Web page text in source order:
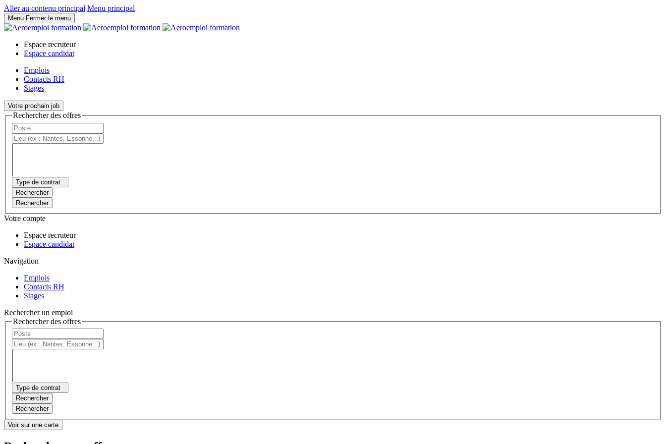
Aller au contenu principal Menu principal
Menu Fermer le menu
Espace recruteur
Espace candidat
Emplois
Contacts RH
Stages
Votre prochain job
Rechercher des offres
Type de contrat
Rechercher
Rechercher
Votre compte
Espace recruteur
Espace candidat
Navigation
Emplois
Contacts RH
Stages
Rechercher un emploi
Rechercher des offres
Type de contrat
Rechercher
Rechercher
Voir sur une carte
Panneau de gestion des cookies